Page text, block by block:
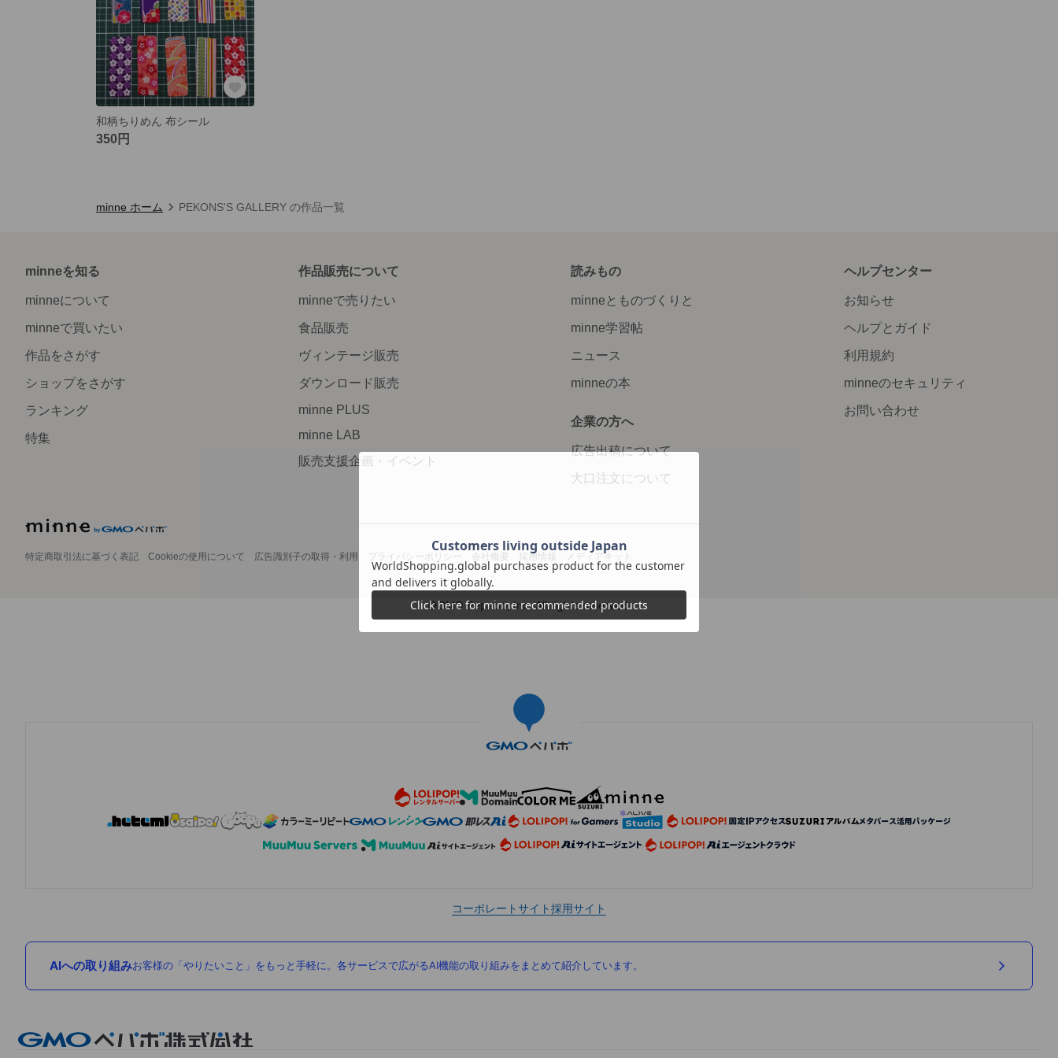
和柄ちりめん 布シール
350円
minne ホーム PEKONS'S GALLERY の作品一覧
minneを知る
minneについて
minneで買いたい
作品をさがす
ショップをさがす
ランキング
特集
作品販売について
minneで売りたい
食品販売
ヴィンテージ販売
ダウンロード販売
minne PLUS
minne LAB
販売支援企画・イベント
読みもの
minneとものづくりと
minne学習帖
ニュース
minneの本
企業の方へ
広告出稿について
大口注文について
ヘルプセンター
お知らせ
ヘルプとガイド
利用規約
minneのセキュリティ
お問い合わせ
特定商取引法に基づく表記 Cookieの使用について 広告識別子の取得・利用 プライバシーポリシー 会社概要 採用情報 メディアキット
©GMO Pepabo, Inc. All rights reserved.
コーポレートサイト採用サイト
AIへの取り組みお客様の「やりたいこと」をもっと手軽に。各サービスで広がるAI機能の取り組みをまとめて紹介しています。